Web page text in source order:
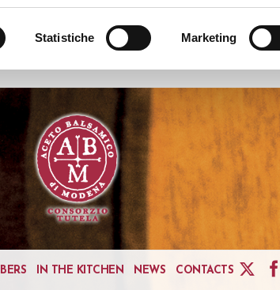
Statistiche Marketing
IN THE KITCHEN NEWS CONTACTS